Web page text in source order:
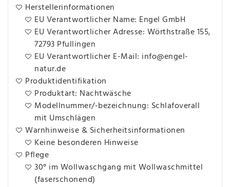
Herstellerinformationen
EU Verantwortlicher Name: Engel GmbH
EU Verantwortlicher Adresse: Wörthstraße 155,
72793 Pfullingen
EU Verantwortlicher E-Mail: info@engel-
natur.de
Produktidentifikation
Produktart: Nachtwäsche
Modellnummer/-bezeichnung: Schlafoverall
mit Umschlägen
Warnhinweise & Sicherheitsinformationen
Keine besonderen Hinweise
Pflege
30° im Wollwaschgang mit Wollwaschmittel
(faserschonend)